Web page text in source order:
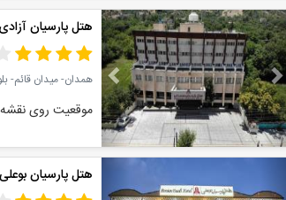
Previous Next هتل پارسیان
همدان- میدان قائم-
موقعیت روی نقشه
Previous
هتل پارسیان